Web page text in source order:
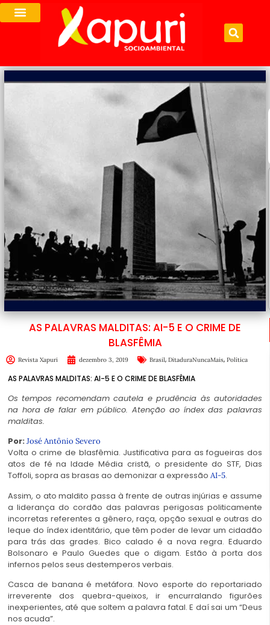
AS PALAVRAS MALDITAS: AI-5 E O CRIME DE
BLASFÊMIA
Revista Xapuri dezembro 3, 2019 Brasil, DitaduraNuncaMais, Política
AS PALAVRAS MALDITAS: AI-5 E O CRIME DE BLASFÊMIA
Os tempos recomendam cautela e prudência às autoridades
na hora de falar em público. Atenção ao índex das palavras
malditas.
Por: José Antônio Severo
Volta o crime de blasfêmia. Justificativa para as fogueiras dos
atos de fé na Idade Média cristã, o presidente do STF, Dias
Toffoli, sopra as brasas ao demonizar a expressão AI-5.
Assim, o ato maldito passa à frente de outras injúrias e assume
a liderança do cordão das palavras perigosas politicamente
incorretas referentes a gênero, raça, opção sexual e outras do
leque do índex identitário, que têm poder de levar um cidadão
para trás das grades. Bico calado é a nova regra. Eduardo
Bolsonaro e Paulo Guedes que o digam. Estão à porta dos
infernos pelos seus destemperos verbais.
Casca de banana é metáfora. Novo esporte do reportariado
irreverente dos quebra-queixos, ir encurralando figurões
inexperientes, até que soltem a palavra fatal. E daí sai um “Deus
nos acuda”.